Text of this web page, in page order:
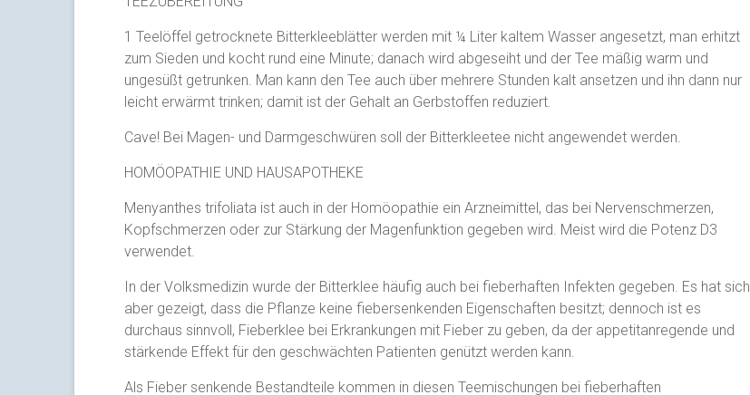
1 Teelöffel getrocknete Bitterkleeblätter werden mit ¼ Liter kaltem Wasser angesetzt, man erhitzt
zum Sieden und kocht rund eine Minute; danach wird abgeseiht und der Tee mäßig warm und
ungesüßt getrunken. Man kann den Tee auch über mehrere Stunden kalt ansetzen und ihn dann nur
leicht erwärmt trinken; damit ist der Gehalt an Gerbstoffen reduziert.
Cave! Bei Magen- und Darmgeschwüren soll der Bitterkleetee nicht angewendet werden.
HOMÖOPATHIE UND HAUSAPOTHEKE
Menyanthes trifoliata ist auch in der Homöopathie ein Arzneimittel, das bei Nervenschmerzen,
Kopfschmerzen oder zur Stärkung der Magenfunktion gegeben wird. Meist wird die Potenz D3
verwendet.
In der Volksmedizin wurde der Bitterklee häufig auch bei fieberhaften Infekten gegeben. Es hat sich
aber gezeigt, dass die Pflanze keine fiebersenkenden Eigenschaften besitzt; dennoch ist es
durchaus sinnvoll, Fieberklee bei Erkrankungen mit Fieber zu geben, da der appetitanregende und
stärkende Effekt für den geschwächten Patienten genützt werden kann.
Als Fieber senkende Bestandteile kommen in diesen Teemischungen bei fieberhaften